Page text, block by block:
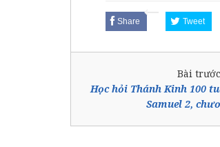
Share Tweet
Bài
Học hỏi Thánh Kinh 100
Samuel 2,